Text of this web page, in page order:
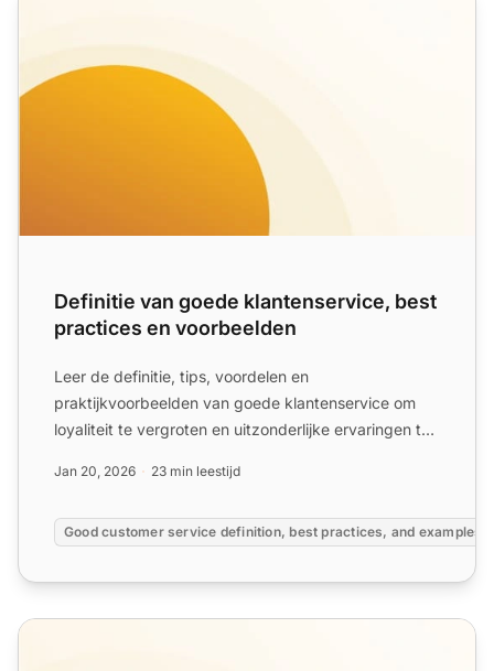
Definitie van goede klantenservice, best
practices en voorbeelden
Leer de definitie, tips, voordelen en
praktijkvoorbeelden van goede klantenservice om
loyaliteit te vergroten en uitzonderlijke ervaringen te
Jan 20, 2026 23 min leestijd
Good customer service definition, best practices, and examples
De rol van klantenservice in de klantervaring